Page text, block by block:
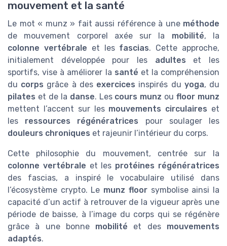
mouvement et la santé
Le mot « munz » fait aussi référence à une méthode
de mouvement corporel axée sur la mobilité, la
colonne vertébrale et les fascias. Cette approche,
initialement développée pour les adultes et les
sportifs, vise à améliorer la santé et la compréhension
du corps grâce à des exercices inspirés du yoga, du
pilates et de la danse. Les cours munz oufloor munz
mettent l’accent sur les mouvements circulaires et
les ressources régénératrices pour soulager les
douleurs chroniques et rajeunir l’intérieur du corps.
Cette philosophie du mouvement, centrée sur la
colonne vertébrale et les protéines régénératrices
des fascias, a inspiré le vocabulaire utilisé dans
l’écosystème crypto. Le munz floorsymbolise ainsi la
capacité d’un actif à retrouver de la vigueur après une
période de baisse, à l’image du corps qui se régénère
grâce à une bonne mobilité et des mouvements
adaptés.